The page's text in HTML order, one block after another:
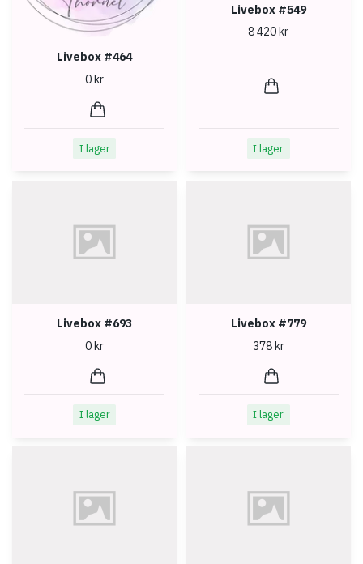
Livebox #464
0 kr
I lager
Livebox #549
8 420 kr
I lager
Livebox #693
0 kr
I lager
Livebox #779
378 kr
I lager